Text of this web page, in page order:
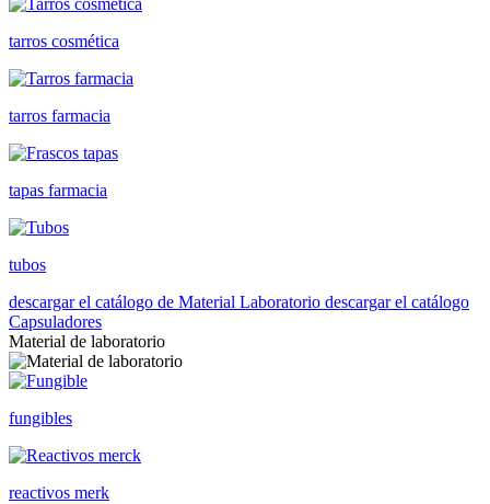
tarros cosmética
tarros farmacia
tapas farmacia
tubos
descargar el catálogo de Material Laboratorio descargar el catálogo
Capsuladores
Material de laboratorio
fungibles
reactivos merk